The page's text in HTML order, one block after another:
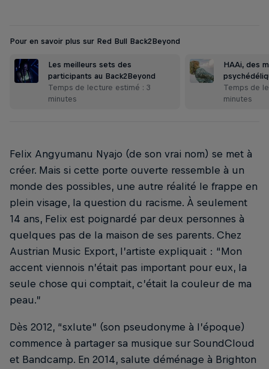
Pour en savoir plus sur Red Bull Back2Beyond
Les meilleurs sets des
participants au Back2Beyond
Temps de lecture estimé : 3
minutes
HAAi, des
Temps de
minutes
Felix Angyumanu Nyajo (de son vrai nom) se met à
créer. Mais si cette porte ouverte ressemble à un
monde des possibles, une autre réalité le frappe en
plein visage, la question du racisme. À seulement
14 ans, Felix est poignardé par deux personnes à
quelques pas de la maison de ses parents. Chez
Austrian Music Export, l’artiste expliquait : “Mon
accent viennois n’était pas important pour eux, la
seule chose qui comptait, c’était la couleur de ma
peau.”
Dès 2012, “sxlute” (son pseudonyme à l’époque)
commence à partager sa musique sur SoundCloud
et Bandcamp. En 2014, salute déménage à Brighton